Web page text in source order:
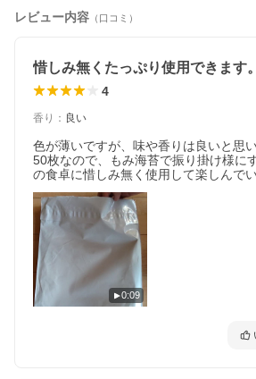
レビュー内容 （口コミ）
惜しみ無くたっぷり使用できます。
4
香り ： 良い
色が薄いですが、味や香りは良いと思
50枚なので、もみ海苔で振り掛け様に
の食卓に惜しみ無く使用して楽しんでい
0:09